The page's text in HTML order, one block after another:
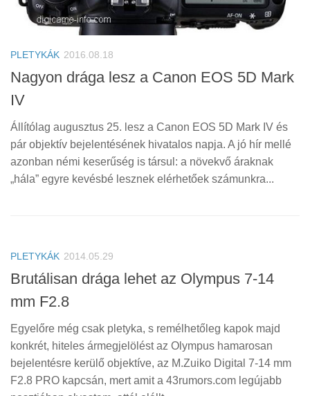
PLETYKÁK 2016.08.18
Nagyon drága lesz a Canon EOS 5D Mark
IV
Állítólag augusztus 25. lesz a Canon EOS 5D Mark IV és
pár objektív bejelentésének hivatalos napja. A jó hír mellé
azonban némi keserűség is társul: a növekvő áraknak
„hála” egyre kevésbé lesznek elérhetőek számunkra...
PLETYKÁK 2014.05.29
Brutálisan drága lehet az Olympus 7-14
mm F2.8
Egyelőre még csak pletyka, s remélhetőleg kapok majd
konkrét, hiteles ármegjelölést az Olympus hamarosan
bejelentésre kerülő objektíve, az M.Zuiko Digital 7-14 mm
F2.8 PRO kapcsán, mert amit a 43rumors.com legújabb